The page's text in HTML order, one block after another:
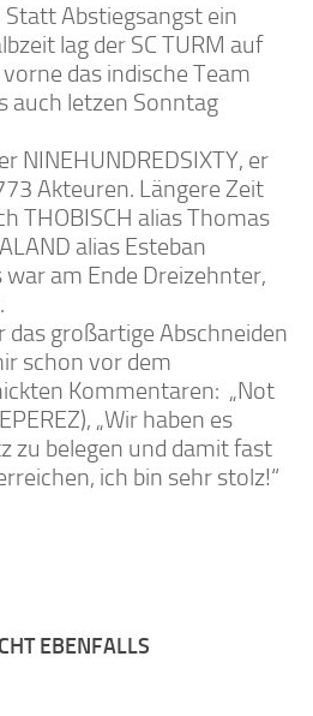
Abstiegsangst ein
lag der SC TURM auf
das indische Team
auch letzen Sonntag
NINEHUNDREDSIXTY, er
Akteuren. Längere Zeit
THOBISCH alias Thomas
alias Esteban
am Ende Dreizehnter,
das großartige Abschneiden
schon vor dem
Kommentaren: „Not
„Wir haben es
zu belegen und damit fast
ich bin sehr stolz!“
EBENFALLS